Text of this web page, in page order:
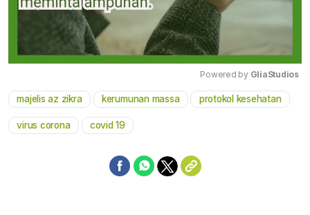
Mute
Powered by GliaStudios
majelis az zikra kerumunan massa protokol kesehatan
virus corona covid 19